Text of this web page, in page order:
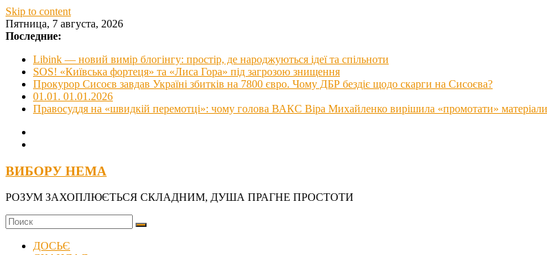
Skip to content
Пятница, 7 августа, 2026
Последние:
Libink — новий вимір блогінгу: простір, де народжуються ідеї та спільноти
SOS! «Київська фортеця» та «Лиса Гора» під загрозою знищення
Прокурор Сисоєв завдав Україні збитків на 7800 євро. Чому ДБР бездіє щодо скарги на Сисоєва?
01.01. 01.01.2026
Правосуддя на «швидкій перемотці»: чому голова ВАКС Віра Михайленко вирішила «промотати» матеріали
ВИБОРУ НЕМА
РОЗУМ ЗАХОПЛЮЄТЬСЯ СКЛАДНИМ, ДУША ПРАГНЕ ПРОСТОТИ
ДОСЬЄ